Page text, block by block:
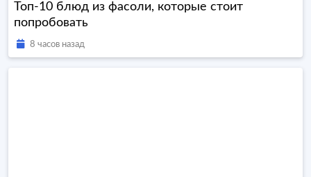
Топ-10 блюд из фасоли, которые стоит
попробовать
8 часов назад